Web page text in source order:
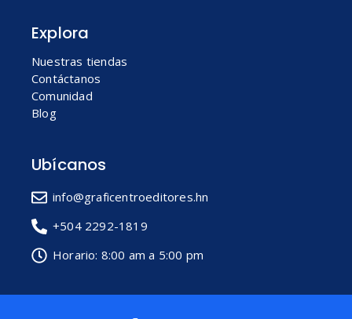
Explora
Nuestras tiendas
Contáctanos
Comunidad
Blog
Ubícanos
info@graficentroeditores.hn
+504 2292-1819
Horario: 8:00 am a 5:00 pm